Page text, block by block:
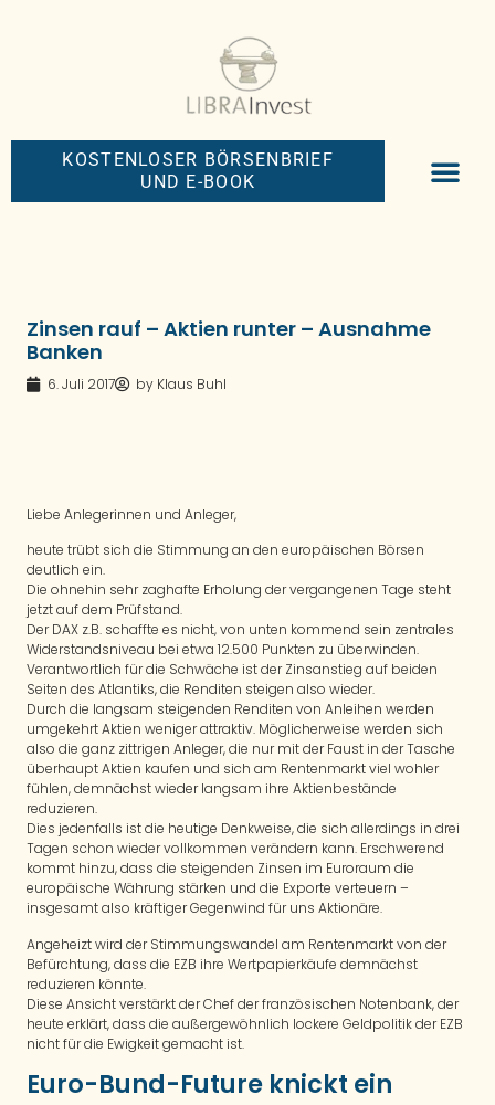
KOSTENLOSER BÖRSENBRIEF
UND E-BOOK
Zinsen rauf – Aktien runter – Ausnahme
Banken
6. Juli 2017 by Klaus Buhl
Liebe Anlegerinnen und Anleger,
heute trübt sich die Stimmung an den europäischen Börsen
deutlich ein.
Die ohnehin sehr zaghafte Erholung der vergangenen Tage steht
jetzt auf dem Prüfstand.
Der DAX z.B. schaffte es nicht, von unten kommend sein zentrales
Widerstandsniveau bei etwa 12.500 Punkten zu überwinden.
Verantwortlich für die Schwäche ist der Zinsanstieg auf beiden
Seiten des Atlantiks, die Renditen steigen also wieder.
Durch die langsam steigenden Renditen von Anleihen werden
umgekehrt Aktien weniger attraktiv. Möglicherweise werden sich
also die ganz zittrigen Anleger, die nur mit der Faust in der Tasche
überhaupt Aktien kaufen und sich am Rentenmarkt viel wohler
fühlen, demnächst wieder langsam ihre Aktienbestände
reduzieren.
Dies jedenfalls ist die heutige Denkweise, die sich allerdings in drei
Tagen schon wieder vollkommen verändern kann. Erschwerend
kommt hinzu, dass die steigenden Zinsen im Euroraum die
europäische Währung stärken und die Exporte verteuern –
insgesamt also kräftiger Gegenwind für uns Aktionäre.
Angeheizt wird der Stimmungswandel am Rentenmarkt von der
Befürchtung, dass die EZB ihre Wertpapierkäufe demnächst
reduzieren könnte.
Diese Ansicht verstärkt der Chef der französischen Notenbank, der
heute erklärt, dass die außergewöhnlich lockere Geldpolitik der EZB
nicht für die Ewigkeit gemacht ist.
Euro-Bund-Future knickt ein